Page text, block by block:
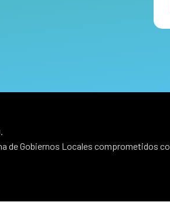
de Gobiernos Locales comprometidos